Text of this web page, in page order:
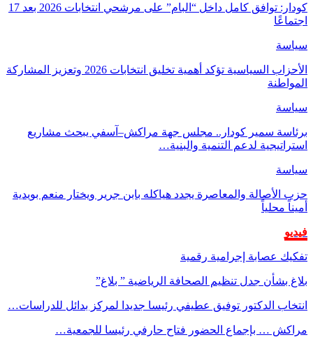
كودار: توافق كامل داخل “البام” على مرشحي انتخابات 2026 بعد 17
اجتماعًا
سياسة
الأحزاب السياسية تؤكد أهمية تخليق انتخابات 2026 وتعزيز المشاركة
المواطنة
سياسة
برئاسة سمير كودار.. مجلس جهة مراكش–آسفي يبحث مشاريع
استراتيجية لدعم التنمية والبنية…
سياسة
حزب الأصالة والمعاصرة يجدد هياكله بابن جرير ويختار منعم بويدية
أميناً محلياً
فيديو
تفكيك عصابة إجرامية رقمية
بلاغ بشأن جدل تنظيم الصحافة الرياضية ” بلاغ”
انتخاب الدكتور توفيق عطيفي رئيسا جديدا لمركز بدائل للدراسات…
مراكش … بإجماع الحضور فتاح حارفي رئيسا للجمعية…